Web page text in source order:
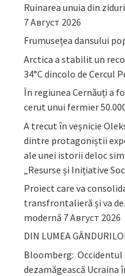
Ruinarea unuia din
7 Август 2026
Frumusețea dansului
Arctica a stabilit un
34°C dincolo de Cercul
În regiunea Cernăuți a
cerut unui fermier
A trecut în veșnicie
dintre protagoniștii
ale unei istorii deloc
„Resurse și Inițiative
Proiect care va
transfrontalieră și va
modernă 7 Август 2026
DIN LUMEA
Bloomberg: Occidentul
dezamăgească